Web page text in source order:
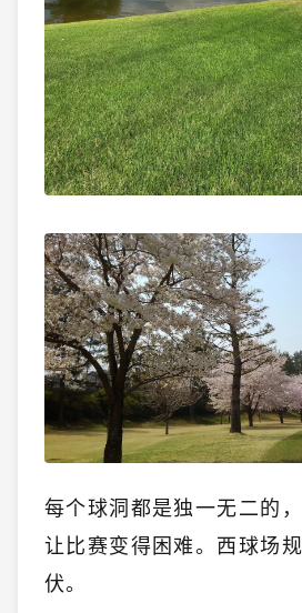
每个球洞都是独一无二的
让比赛变得困难。西球场
伏。